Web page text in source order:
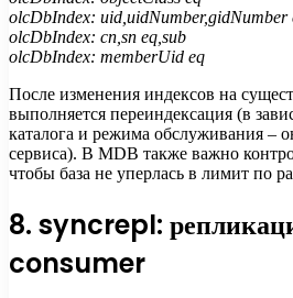
olcDbIndex: uid,uidNumber,gidNumber
olcDbIndex: cn,sn eq,sub
olcDbIndex: memberUid eq
После изменения индексов на
выполняется переиндексация (в
каталога и режима обслуживания –
сервиса). В MDB также важно
чтобы база не уперлась в лимит по
8. syncrepl:
consumer